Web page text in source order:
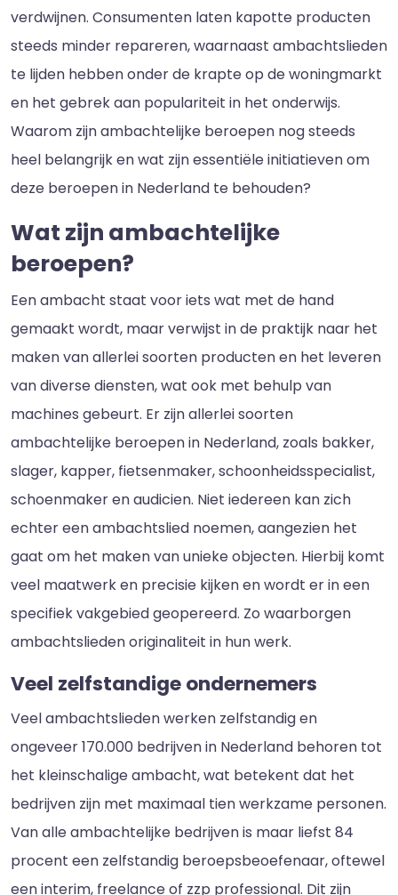
verdwijnen. Consumenten laten kapotte producten
steeds minder repareren, waarnaast ambachtslieden
te lijden hebben onder de krapte op de woningmarkt
en het gebrek aan populariteit in het onderwijs.
Waarom zijn ambachtelijke beroepen nog steeds
heel belangrijk en wat zijn essentiële initiatieven om
deze beroepen in Nederland te behouden?
Wat zijn ambachtelijke
beroepen?
Een ambacht staat voor iets wat met de hand
gemaakt wordt, maar verwijst in de praktijk naar het
maken van allerlei soorten producten en het leveren
van diverse diensten, wat ook met behulp van
machines gebeurt. Er zijn allerlei soorten
ambachtelijke beroepen in Nederland, zoals bakker,
slager, kapper, fietsenmaker, schoonheidsspecialist,
schoenmaker en audicien. Niet iedereen kan zich
echter een ambachtslied noemen, aangezien het
gaat om het maken van unieke objecten. Hierbij komt
veel maatwerk en precisie kijken en wordt er in een
specifiek vakgebied geopereerd. Zo waarborgen
ambachtslieden originaliteit in hun werk.
Veel zelfstandige ondernemers
Veel ambachtslieden werken zelfstandig en
ongeveer 170.000 bedrijven in Nederland behoren tot
het kleinschalige ambacht, wat betekent dat het
bedrijven zijn met maximaal tien werkzame personen.
Van alle ambachtelijke bedrijven is maar liefst 84
procent een zelfstandig beroepsbeoefenaar, oftewel
een interim, freelance of zzp professional. Dit zijn